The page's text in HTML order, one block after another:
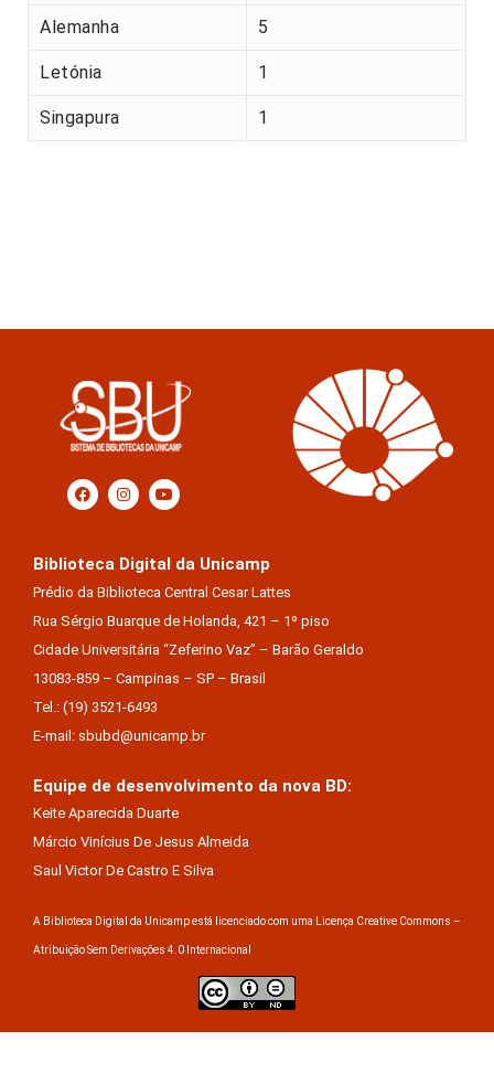
Alemanha 5
Letónia 1
Singapura 1
Biblioteca Digital da Unicamp
Prédio da Biblioteca Central Cesar Lattes
Rua Sérgio Buarque de Holanda, 421 – 1º piso
Cidade Universitária “Zeferino Vaz” – Barão Geraldo
13083-859 – Campinas – SP – Brasil
Tel.: (19) 3521-6493
E-mail: sbubd@unicamp.br
Equipe de desenvolvimento da nova BD:
Keite Aparecida Duarte
Márcio Vinícius De Jesus Almeida
Saul Victor De Castro E Silva
A Biblioteca Digital da Unicamp está licenciado com uma Licença Creative Commons –
Atribuição Sem Derivações 4.0 Internacional